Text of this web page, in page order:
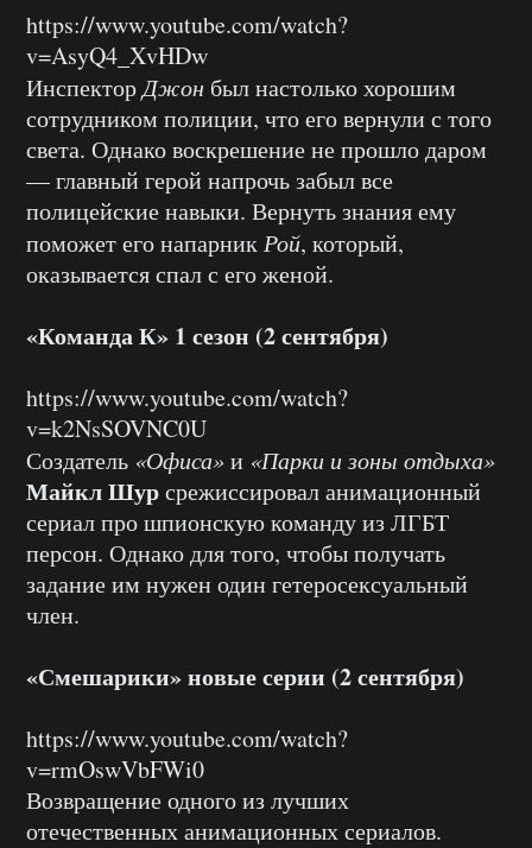
https://www.youtube.com/watch?
v=AsyQ4_XvHDw
ИнспекторДжон был настолько хорошим
сотрудником полиции, что его вернули с того
света. Однако воскрешение не прошло даром
— главный герой напрочь забыл все
полицейские навыки. Вернуть знания ему
поможет его напарник Рой, который,
оказывается спал с его женой.
«Команда К» 1 сезон (2 сентября)
https://www.youtube.com/watch?
v=k2NsSOVNC0U
Создатель «Офиса»и «Парки и зоны отдыха»
Майкл Шурсрежиссировал анимационный
сериал про шпионскую команду из ЛГБТ
персон. Однако для того, чтобы получать
задание им нужен один гетеросексуальный
член.
«Смешарики» новые серии (2 сентября)
https://www.youtube.com/watch?
v=rmOswVbFWi0
Возвращение одного из лучших
отечественных анимационных сериалов.